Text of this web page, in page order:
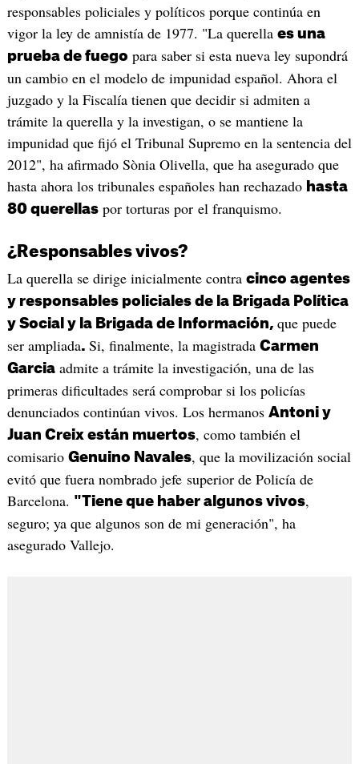
responsables policiales y políticos porque continúa en
vigor la ley de amnistía de 1977. "La querella es una
prueba de fuego para saber si esta nueva ley supondrá
un cambio en el modelo de impunidad español. Ahora el
juzgado y la Fiscalía tienen que decidir si admiten a
trámite la querella y la investigan, o se mantiene la
impunidad que fijó el Tribunal Supremo en la sentencia del
2012", ha afirmado Sònia Olivella, que ha asegurado que
hasta ahora los tribunales españoles han rechazado hasta
80 querellaspor torturas por el franquismo.
¿Responsables vivos?
La querella se dirige inicialmente contra cinco agentes
y responsables policiales de la Brigada Política
y Social y la Brigada de Información, que puede
ser ampliada. Si, finalmente, la magistrada Carmen
Garciaadmite a trámite la investigación, una de las
primeras dificultades será comprobar si los policías
denunciados continúan vivos. Los hermanos Antoni y
Juan Creix están muertos, como también el
comisario Genuino Navales, que la movilización social
evitó que fuera nombrado jefe superior de Policía de
Barcelona. "Tiene que haber algunos vivos,
seguro; ya que algunos son de mi generación", ha
asegurado Vallejo.